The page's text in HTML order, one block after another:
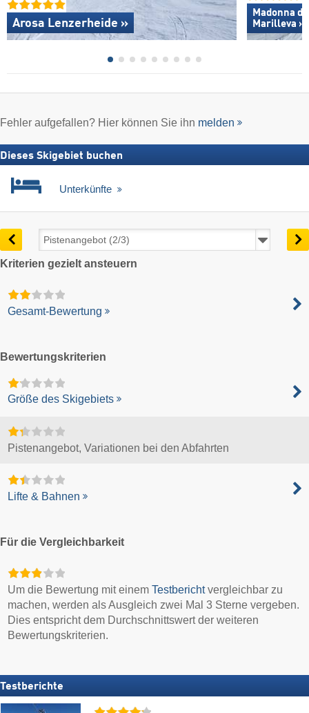
Arosa Lenzerheide »
Madonna
Marilleva »
Fehler aufgefallen? Hier können Sie ihn melden
Dieses Skigebiet buchen
Unterkünfte
Kriterien gezielt ansteuern
Gesamt-Bewertung
Bewertungskriterien
Größe des Skigebiets
Pistenangebot, Variationen bei den Abfahrten
Lifte & Bahnen
Für die Vergleichbarkeit
Um die Bewertung mit einemTestberichtvergleichbar zu
machen, werden als Ausgleich zwei Mal 3 Sterne vergeben.
Dies entspricht dem Durchschnittswert der weiteren
Bewertungskriterien.
Testberichte